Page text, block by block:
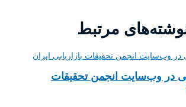
مرتبط
در وب‌سایت انجمن تحقیقات